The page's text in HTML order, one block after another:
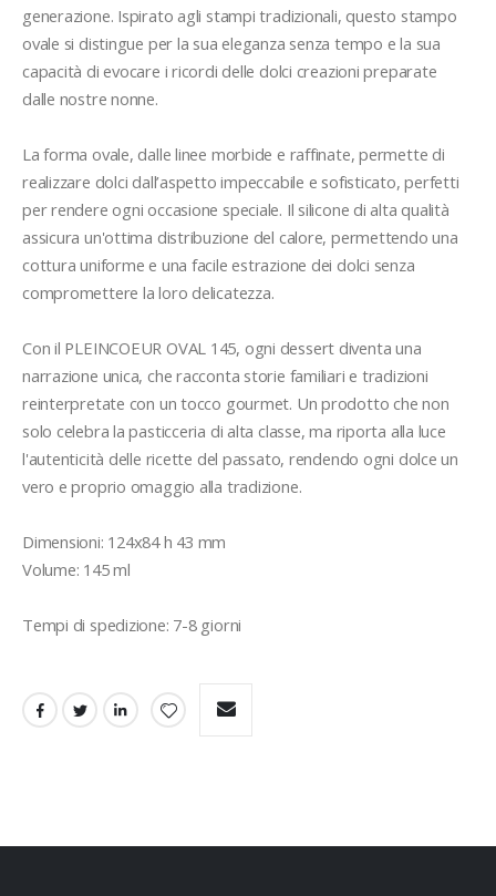
generazione. Ispirato agli stampi tradizionali, questo stampo
ovale si distingue per la sua eleganza senza tempo e la sua
capacità di evocare i ricordi delle dolci creazioni preparate
dalle nostre nonne.
La forma ovale, dalle linee morbide e raffinate, permette di
realizzare dolci dall’aspetto impeccabile e sofisticato, perfetti
per rendere ogni occasione speciale. Il silicone di alta qualità
assicura un'ottima distribuzione del calore, permettendo una
cottura uniforme e una facile estrazione dei dolci senza
compromettere la loro delicatezza.
Con il PLEINCOEUR OVAL 145, ogni dessert diventa una
narrazione unica, che racconta storie familiari e tradizioni
reinterpretate con un tocco gourmet. Un prodotto che non
solo celebra la pasticceria di alta classe, ma riporta alla luce
l'autenticità delle ricette del passato, rendendo ogni dolce un
vero e proprio omaggio alla tradizione.
Dimensioni: 124x84 h 43 mm
Volume: 145 ml
Tempi di spedizione: 7-8 giorni